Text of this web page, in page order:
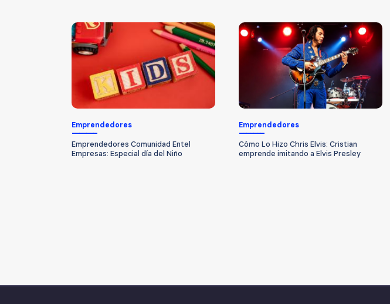
Emprendedores
Emprendedores Comunidad Entel
Empresas: Especial día del Niño
Emprendedores
Cómo Lo Hizo Chris Elvis: Cristian
emprende imitando a Elvis Presley